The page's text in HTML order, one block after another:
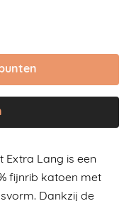
Extra Lang is een
fijnrib katoen met
Dankzij de